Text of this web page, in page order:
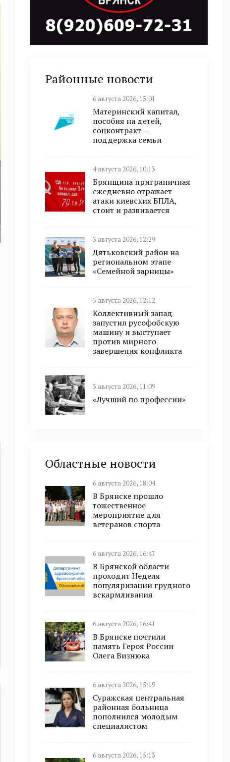
Районные новости
6 августа 2026, 15:01
Материнский капитал,
пособия на детей,
соцконтракт —
поддержка семьи
4 августа 2026, 10:13
Брянщина приграничная
ежедневно отражает
атаки киевских БПЛА,
стоит и развивается
3 августа 2026, 12:29
Дятьковский район на
региональном этапе
«Семейной зарницы»
3 августа 2026, 12:12
Коллективный запад
запустил русофобскую
машину и выступает
против мирного
завершения конфликта
3 августа 2026, 11:09
«Лучший по профессии»
Областные новости
6 августа 2026, 18:04
В Брянске прошло
тожественное
мероприятие для
ветеранов спорта
6 августа 2026, 16:47
В Брянской области
проходит Неделя
популяризации грудного
вскармливания
6 августа 2026, 16:41
В Брянске почтили
память Героя России
Олега Визнюка
6 августа 2026, 15:19
Суражская центральная
районная больница
пополнился молодым
специалистом
6 августа 2026, 15:13